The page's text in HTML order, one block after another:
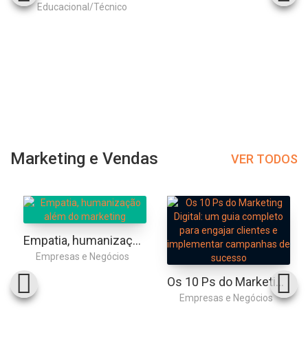
Educacional/Técnico
Marketing e Vendas VER TODOS
Empatia, humanização além do marketing
Empresas e Negócios
Os 10 Ps do Marketing Digital: um guia completo para engajar clientes e implementar campanhas de sucesso
Empresas e Negócios